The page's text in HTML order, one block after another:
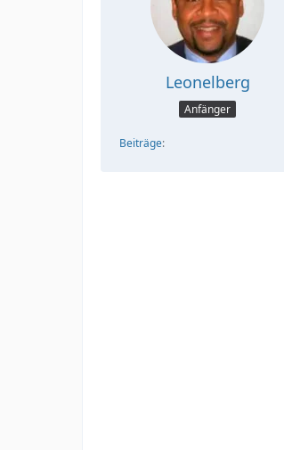
Leonelberg
Anfänger
Beiträge